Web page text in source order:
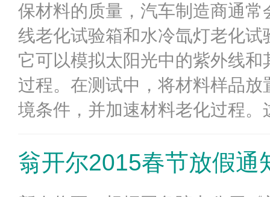
保材料的质量，汽车制造商通
线老化试验箱和水冷氙灯老化
它可以模拟太阳光中的紫外线
过程。在测试中，将材料样品
境条件，并加速材料老化过程。
翁开尔2015春节放假通